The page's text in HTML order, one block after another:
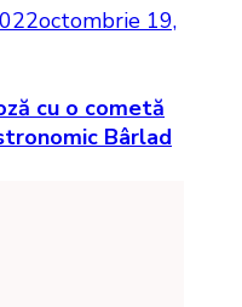
octombrie 19,
cu o cometă
Bârlad